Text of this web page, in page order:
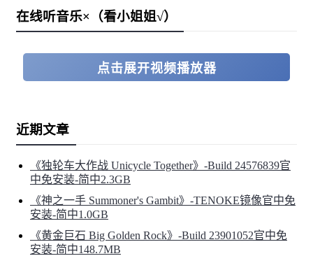
在线听音乐×（看小姐姐√）
点击展开视频播放器
近期文章
《独轮车大作战 Unicycle Together》-Build 24576839官
中免安装-简中2.3GB
《神之一手 Summoner's Gambit》-TENOKE镜像官中免
安装-简中1.0GB
《黄金巨石 Big Golden Rock》-Build 23901052官中免
安装-简中148.7MB